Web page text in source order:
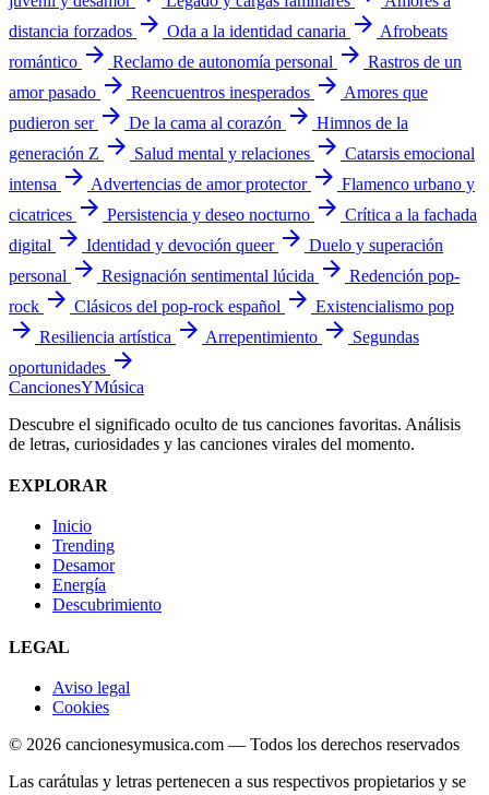
distancia forzados arrow_forward Oda a la identidad canaria arrow_forward Afrobeats
romántico arrow_forward Reclamo de autonomía personal arrow_forward Rastros de un
amor pasado arrow_forward Reencuentros inesperados arrow_forward Amores que
pudieron ser arrow_forward De la cama al corazón arrow_forward Himnos de la
generación Z arrow_forward Salud mental y relaciones arrow_forward Catarsis emocional
intensa arrow_forward Advertencias de amor protector arrow_forward Flamenco urbano y
cicatrices arrow_forward Persistencia y deseo nocturno arrow_forward Crítica a la fachada
digital arrow_forward Identidad y devoción queer arrow_forward Duelo y superación
personal arrow_forward Resignación sentimental lúcida arrow_forward Redención pop-
rock arrow_forward Clásicos del pop-rock español arrow_forward Existencialismo pop
arrow_forward Resiliencia artística arrow_forward Arrepentimiento arrow_forward Segundas
oportunidades arrow_forward
CancionesYMúsica
Descubre el significado oculto de tus canciones favoritas. Análisis
de letras, curiosidades y las canciones virales del momento.
EXPLORAR
Inicio
Trending
Desamor
Energía
Descubrimiento
LEGAL
Aviso legal
Cookies
© 2026 cancionesymusica.com — Todos los derechos reservados
Las carátulas y letras pertenecen a sus respectivos propietarios y se